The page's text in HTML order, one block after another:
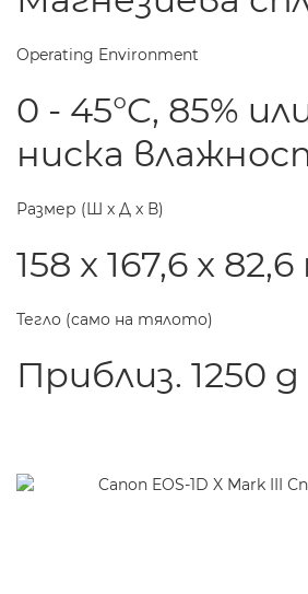
Operating Environment
0 - 45°C, 85%
ниска
Размер (Ш x Д x В)
158 x 167,6 x
Тегло (само на тялото)
Приблиз. 1250 g